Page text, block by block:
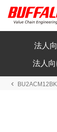
法人
法人
BU2ACM12BK